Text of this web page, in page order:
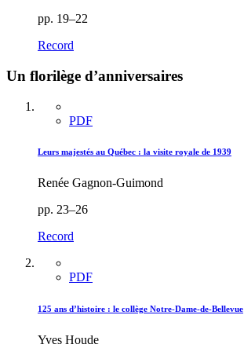
pp. 19–22
Record
Un florilège d’anniversaires
PDF
Leurs majestés au Québec : la visite royale de 1939
Renée Gagnon-Guimond
pp. 23–26
Record
PDF
125 ans d’histoire : le collège Notre-Dame-de-Bellevue
Yves Houde